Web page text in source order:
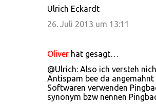
Ulrich Eckardt
26. Juli 2013 um 13:11
Oliver hat gesagt…
@Ulrich: Also ich versteh
Antispam bee da angemahnt
Softwaren verwenden
synonym bzw nennen